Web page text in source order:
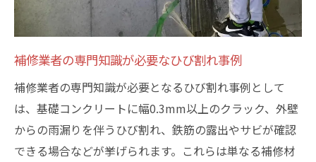
補修業者の専門知識が必要なひび割れ事例
補修業者の専門知識が必要となるひび割れ事例として
は、基礎コンクリートに幅0.3mm以上のクラック、外壁
からの雨漏りを伴うひび割れ、鉄筋の露出やサビが確認
できる場合などが挙げられます。これらは単なる補修材